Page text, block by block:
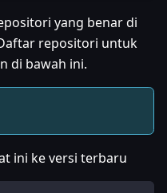
yang benar di
repositori untuk
di bawah ini.
ini ke versi terbaru